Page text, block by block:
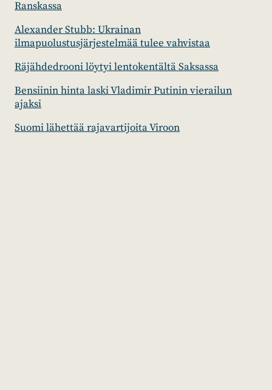
Ranskassa
Alexander Stubb: Ukrainan
ilmapuolustusjärjestelmää tulee vahvistaa
Räjähdedrooni löytyi lentokentältä Saksassa
Bensiinin hinta laski Vladimir Putinin vierailun
ajaksi
Suomi lähettää rajavartijoita Viroon